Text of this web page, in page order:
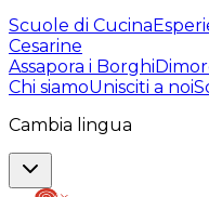
Scuole di Cucina
Cesarine
Assapora i Borghi
Chi siamoUnisciti a noi
Cambia lingua